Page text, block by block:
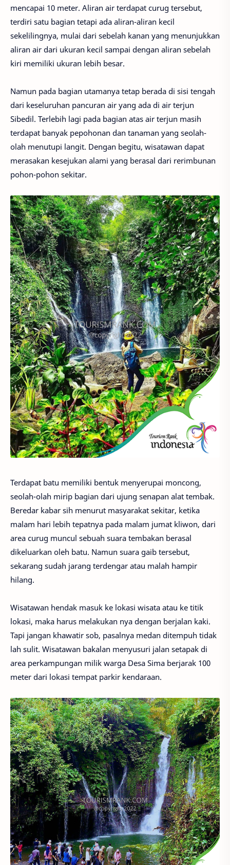
mencapai 10 meter. Aliran air terdapat curug tersebut,
terdiri satu bagian tetapi ada aliran-aliran kecil
sekelilingnya, mulai dari sebelah kanan yang menunjukkan
aliran air dari ukuran kecil sampai dengan aliran sebelah
kiri memiliki ukuran lebih besar.
Namun pada bagian utamanya tetap berada di sisi tengah
dari keseluruhan pancuran air yang ada di air terjun
Sibedil. Terlebih lagi pada bagian atas air terjun masih
terdapat banyak pepohonan dan tanaman yang seolah-
olah menutupi langit. Dengan begitu, wisatawan dapat
merasakan kesejukan alami yang berasal dari rerimbunan
pohon-pohon sekitar.
Terdapat batu memiliki bentuk menyerupai moncong,
seolah-olah mirip bagian dari ujung senapan alat tembak.
Beredar kabar sih menurut masyarakat sekitar, ketika
malam hari lebih tepatnya pada malam jumat kliwon, dari
area curug muncul sebuah suara tembakan berasal
dikeluarkan oleh batu. Namun suara gaib tersebut,
sekarang sudah jarang terdengar atau malah hampir
hilang.
Wisatawan hendak masuk ke lokasi wisata atau ke titik
lokasi, maka harus melakukan nya dengan berjalan kaki.
Tapi jangan khawatir sob, pasalnya medan ditempuh tidak
lah sulit. Wisatawan bakalan menyusuri jalan setapak di
area perkampungan milik warga Desa Sima berjarak 100
meter dari lokasi tempat parkir kendaraan.